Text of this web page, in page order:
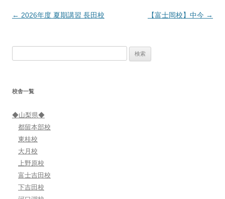
投
ョ
ン
← 2026年度 夏期講習 長田校 【富士岡校】中今 →
校舎一覧
◆山梨県◆
都留本部校
東桂校
大月校
上野原校
富士吉田校
下吉田校